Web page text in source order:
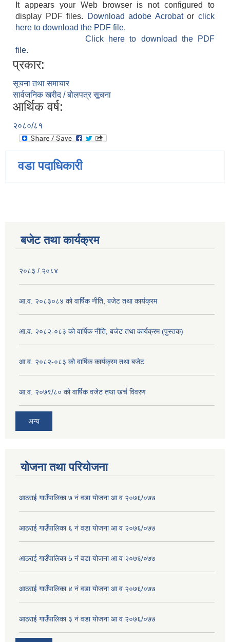
It appears your Web browser is not configured to
display PDF files.
Download adobe Acrobatorclick
here to download the PDF file.
Click here to download the PDF
file.
प्रकार:
सूचना तथा समाचार
सार्वजनिक खरीद / बोलपत्र सूचना
आर्थिक वर्ष:
२०८०/८१
वडा पदाधिकारी
बजेट तथा कार्यक्रम
२०८३ / २०८४
आ.व. २०८३०८४ को वार्षिक नीति, बजेट तथा कार्यक्रम
आ.व. २०८२-०८३ को वार्षिक नीति, बजेट तथा कार्यक्रम (पुस्तक)
आ.व. २०८२-०८३ को वार्षिक कार्यक्रम तथा बजेट
आ.व. २०७९/८० को वार्षिक वजेट तथा खर्च विवरण
अन्य
योजना तथा परियोजना
आठराई गाउँपालिका ७ नं वडा योजना आ व २०७६/०७७
आठराई गाउँपालिका ६ नं वडा योजना आ व २०७६/०७७
आठराई गाउँपालिका 5 नं वडा योजना आ व २०७६/०७७
आठराई गाउँपालिका ४ नं वडा योजना आ व २०७६/०७७
आठराई गाउँपालिका ३ नं वडा योजना आ व २०७६/०७७